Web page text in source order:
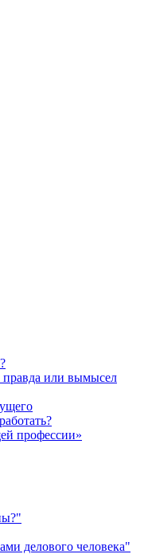
или вымысел
профессии»
делового человека"